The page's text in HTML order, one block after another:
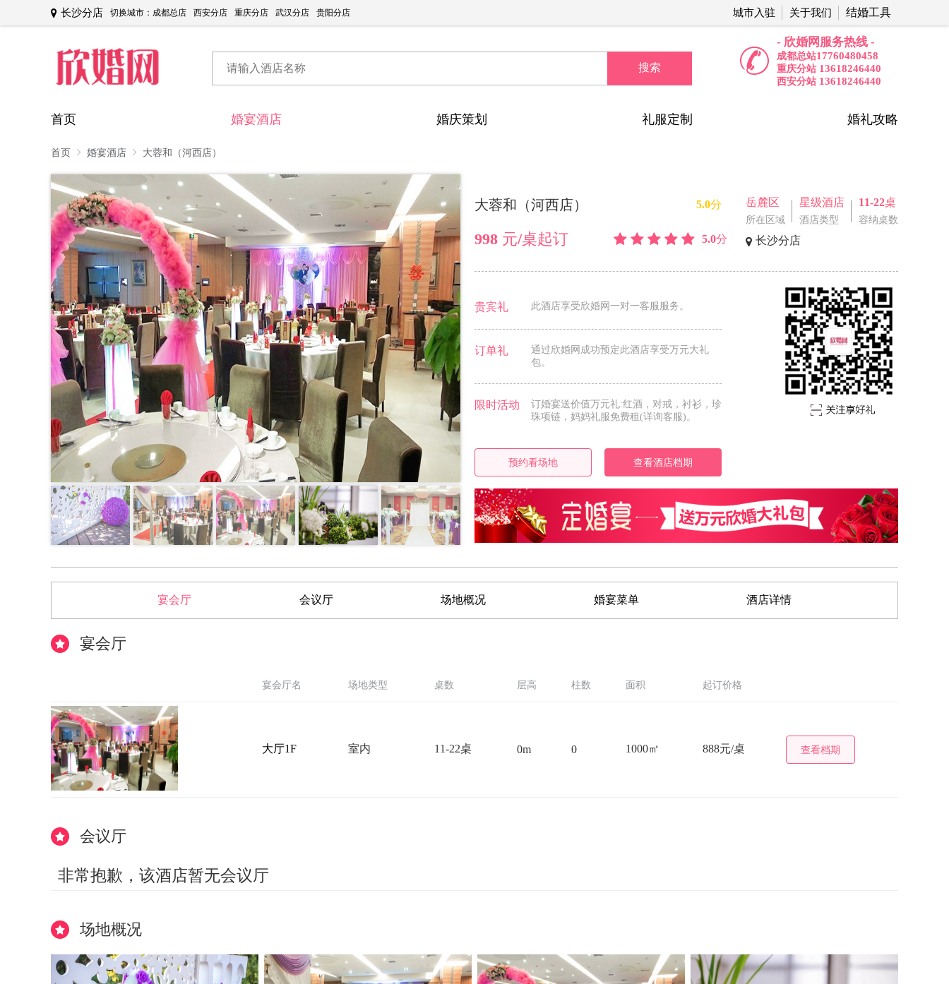
长沙分店 切换城市： 成都总店 西安分店 重庆分店 武汉分店 贵阳分店 城市入驻 关于我们 结婚工具
搜索
- 欣婚网服务热线 -
成都总站17760480458
重庆分站 13618246440
西安分站 13618246440
首页 婚宴酒店 婚庆策划 礼服定制 婚礼攻略
首页 婚宴酒店 大蓉和（河西店）
大蓉和（河西店） 5.0分
998 元/桌起订 5.0分
岳麓区
所在区域
星级酒店
酒店类型
11-22桌
容纳桌数
长沙分店
贵宾礼 此酒店享受欣婚网一对一客服服务。
订单礼
通过欣婚网成功预定此酒店享受万元大礼
包。
限时活动
订婚宴送价值万元礼:红酒，对戒，衬衫，珍
珠项链，妈妈礼服免费租(详询客服)。
预约看场地 查看酒店档期
宴会厅 会议厅 场地概况 婚宴菜单 酒店详情
宴会厅
宴会厅名 场地类型 桌数 层高 柱数 面积 起订价格
大厅1F 室内 11-22桌 0m 0 1000㎡ 888元/桌 查看档期
会议厅
非常抱歉，该酒店暂无会议厅
场地概况